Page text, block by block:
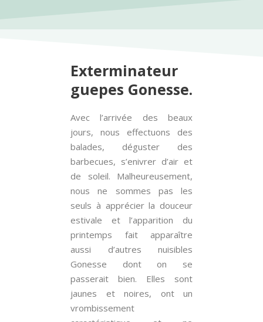
Exterminateur
guepes Gonesse.
Avec l’arrivée des beaux
jours, nous effectuons des
balades, déguster des
barbecues, s’enivrer d’air et
de soleil. Malheureusement,
nous ne sommes pas les
seuls à apprécier la douceur
estivale et l’apparition du
printemps fait apparaître
aussi d’autres nuisibles
Gonesse dont on se
passerait bien. Elles sont
jaunes et noires, ont un
vrombissement